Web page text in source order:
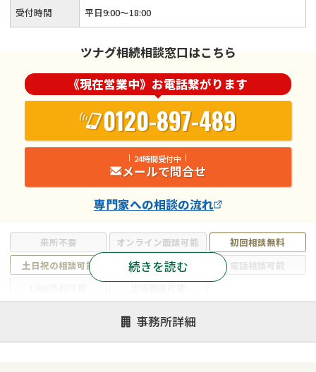
来所不要 オンライン面談可能
初回相談無料
土日祝の相談可能
19時以降電話可能
電話相談可能
遺言書作成・遺言執行
相続放棄
相続登記
続きを読む
受付時間 平日9:00～18:00
ツナグ相続相談窓口はこちら
《現在営業中》お電話繋がります
0120-897-489
24時間受付中
メールで問合せ
専門家への相談の流れ
事務所詳細